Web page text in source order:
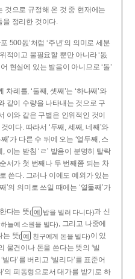
것으로 규정해 온 것 중 현재에는
을 정리한 것이다.
500돐’처럼 ‘주년’의 의미로 세분
적이고 불필요할 뿐만 아니라 ‘돐
현실에 있는 발음이 아니므로 ‘돌’
차례를, ‘둘째, 셋째’는 ‘하나째’와
같이 수량을 나타내는 것으로 구
이와 같은 구별은 인위적인 것이
이다. 따라서 ‘두째, 세째, 네째’와
’가 다른 수 뒤에 오는 ‘열두째, 스
이는 받침 ‘ㄹ’ 발음이 분명히 탈락
서가 첫 번째나 두 번째쯤 되는 차
쓴다. 그러나 이에도 예외가 있는
’의 의미로 쓰일 때에는 ‘열둘째’가
다는 뜻( 예 밥을 빌러 다니다)과 신
하늘에 소원을 빌다), 그리고 나중에
는 뜻( 예 친구에게 돈을 빌다)이 있
물건이나 돈을 쓴다는 뜻의 ‘빌
다’를 버리고 ‘빌리다’를 표준어
’의 피동형으로서 대가를 받기로 하